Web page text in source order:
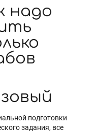
надо
подготовки
задания, все